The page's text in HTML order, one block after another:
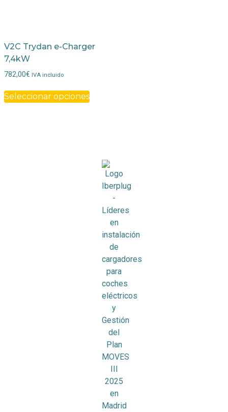
V2C Trydan e-Charger
7,4kW
782,00€ IVA incluido
Seleccionar opciones